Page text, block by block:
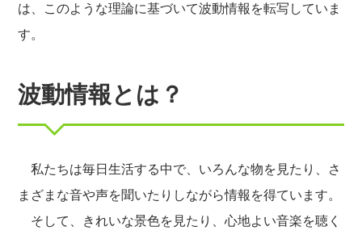
は、このような理論に基づいて波動情報を転写していま
す。
波動情報とは？
私たちは毎日生活する中で、いろんな物を見たり、さ
まざまな音や声を聞いたりしながら情報を得ています。
そして、きれいな景色を見たり、心地よい音楽を聴く